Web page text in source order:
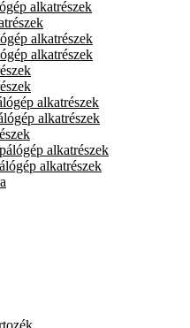
alkatrészek
alkatrészek
alkatrészek
alkatrészek
alkatrészek
alkatrészek
alkatrészek